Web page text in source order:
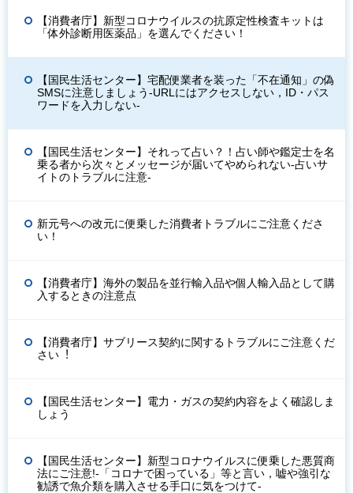
【消費者庁】新型コロナウイルスの抗原定性検査キットは
「体外診断用医薬品」を選んでください！
【国民生活センター】宅配便業者を装った「不在通知」の偽
SMSに注意しましょう-URLにはアクセスしない，ID・パス
ワードを入力しない-
【国民生活センター】それって占い？！占い師や鑑定士を名
乗る者から次々とメッセージが届いてやめられない-占いサ
イトのトラブルに注意-
新元号への改元に便乗した消費者トラブルにご注意くださ
い！
【消費者庁】海外の製品を並行輸入品や個人輸入品として購
入するときの注意点
【消費者庁】サブリース契約に関するトラブルにご注意くだ
さい︕
【国民生活センター】電力・ガスの契約内容をよく確認しま
しょう
【国民生活センター】新型コロナウイルスに便乗した悪質商
法にご注意!-「コロナで困っている」等と言い，嘘や強引な
勧誘で魚介類を購入させる手口に気をつけて-